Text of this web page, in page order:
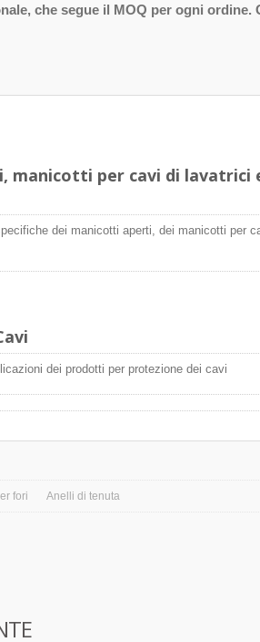
che segue il MOQ per ogni ordine.
manicotti per cavi di lavatrici
dei manicotti aperti, dei manicotti per
dei prodotti per protezione dei cavi
fori Anelli di tenuta